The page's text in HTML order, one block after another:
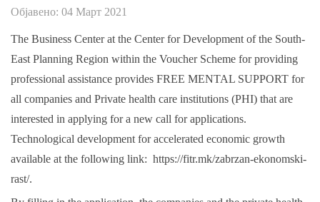
Објавено: 04 Март 2021
The Business Center at the Center for Development of the South-
East Planning Region within the Voucher Scheme for providing
professional assistance provides FREE MENTAL SUPPORT for
all companies and Private health care institutions (PHI) that are
interested in applying for a new call for applications.
Technological development for accelerated economic growth
available at the following link: https://fitr.mk/zabrzan-ekonomski-
rast/.